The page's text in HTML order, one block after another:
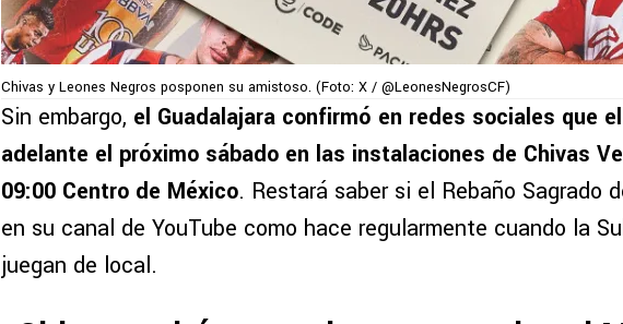
Chivas y Leones Negros posponen su amistoso. (Foto: X / @LeonesNegrosCF)
Sin embargo, el Guadalajara confirmó en redes sociales que
adelante el próximo sábado en las instalaciones de Chivas
09:00 Centro de México. Restará saber si el Rebaño Sagrado
en su canal de YouTube como hace regularmente cuando la
juegan de local.